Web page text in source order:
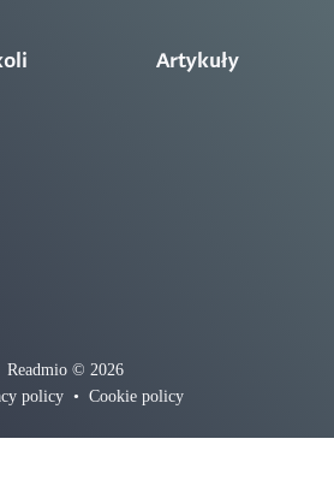
Artykuły
Readmio © 2026
policy • Cookie policy